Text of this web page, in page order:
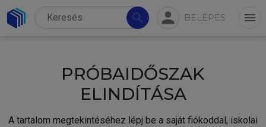
search person BELÉPÉS menu
PRÓBAIDŐSZAK
ELINDÍTÁSA
A tartalom megtekintéséhez lépj be a saját fiókoddal, iskolai